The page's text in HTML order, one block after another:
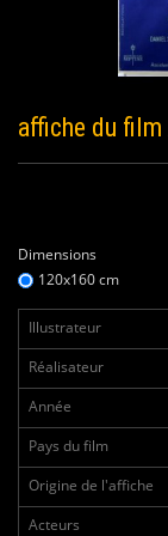
affiche du film
Dimensions
120x160 cm
Illustrateur
Réalisateur
Année
Pays du film
Origine de l'affiche
Acteurs